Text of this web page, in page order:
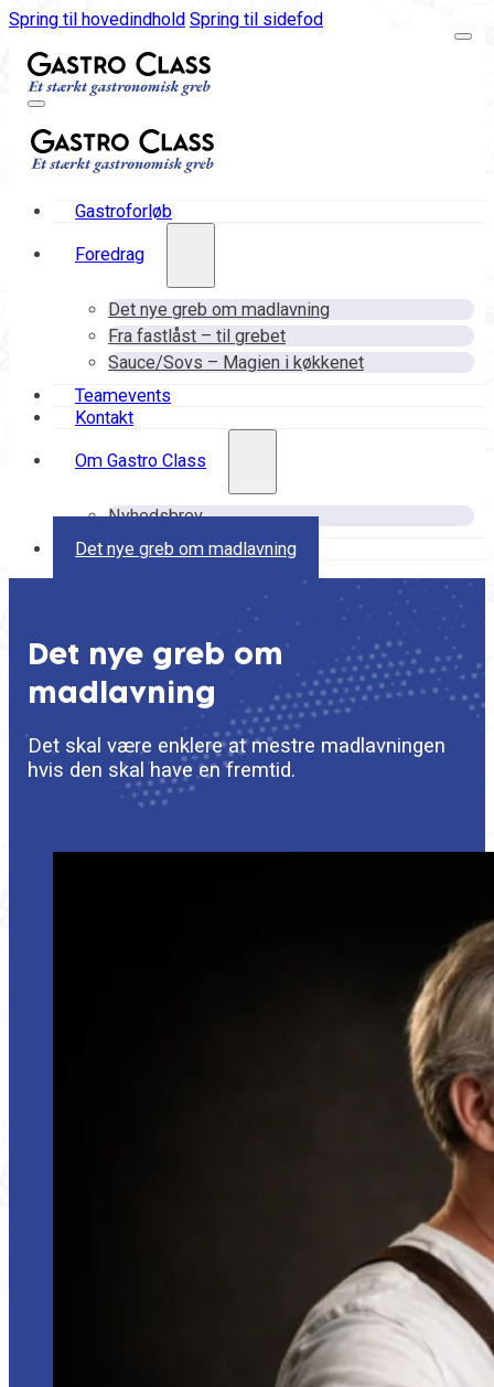
Spring til hovedindhold Spring til sidefod
Gastroforløb
Foredrag
Det nye greb om madlavning
Fra fastlåst – til grebet
Sauce/Sovs – Magien i køkkenet
Teamevents
Kontakt
Om Gastro Class
Nyhedsbrev
Det nye greb om madlavning
Det nye greb om
madlavning
Det skal være enklere at mestre madlavningen
hvis den skal have en fremtid.